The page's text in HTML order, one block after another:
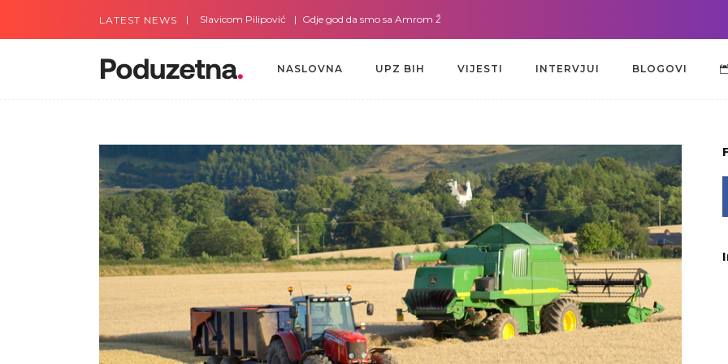
LATEST NEWS
Gdje god da smo sa Slavicom Pilipović Gdje god da smo sa Amrom Žužić-Bećirbegović
NASLOVNA UPZ BIH VIJESTI INTERVJUI BLOGOVI
NASLOVNA UPZ BIH